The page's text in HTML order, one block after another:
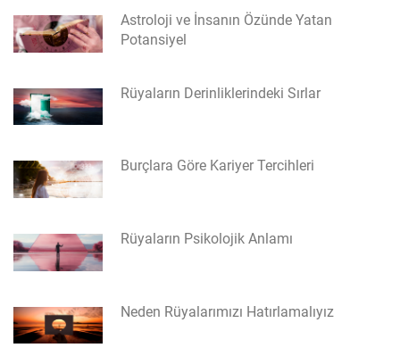
Astroloji ve İnsanın Özünde Yatan
Potansiyel
Rüyaların Derinliklerindeki Sırlar
Burçlara Göre Kariyer Tercihleri
Rüyaların Psikolojik Anlamı
Neden Rüyalarımızı Hatırlamalıyız